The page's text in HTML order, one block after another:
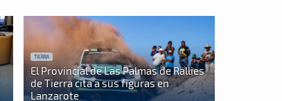
TIERRA
El Provincial de Las Palmas de Rallies
de Tierra cita a sus figuras en
Lanzarote